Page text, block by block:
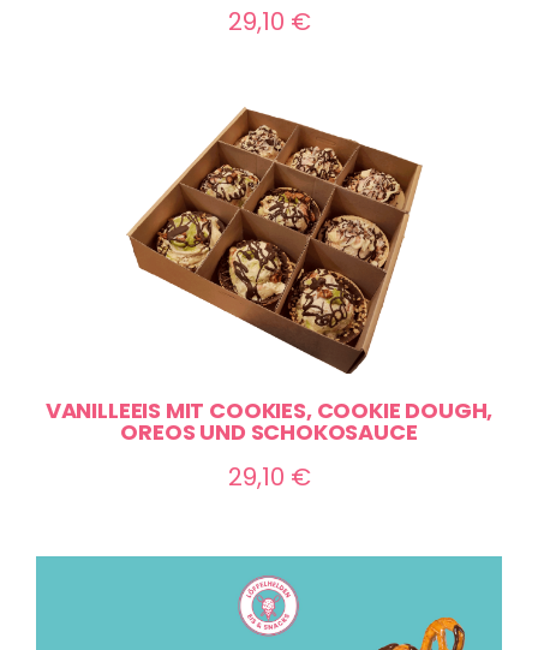
29,10 €
VANILLEEIS MIT COOKIES, COOKIE DOUGH,
OREOS UND SCHOKOSAUCE
29,10 €